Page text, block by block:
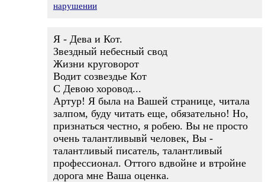
нарушении
Я - Дева и Кот.
Звездный небесный свод
Жизни круговорот
Водит созвездье Кот
С Девою хоровод...
Артур! Я была на Вашей странице, читала
залпом, буду читать еще, обязательно! Но,
признаться честно, я робею. Вы не просто
очень талантливывй человек, Вы -
талантливый писатель, талантливый
профессионал. Оттого вдвойне и втройне
дорога мне Ваша оценка.